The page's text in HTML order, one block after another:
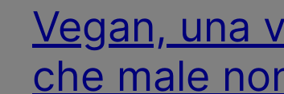
Vegan, una
che male